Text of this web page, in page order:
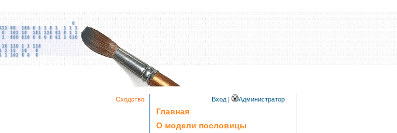
Вход | Администратор
Сходство
Главная
О модели пословицы